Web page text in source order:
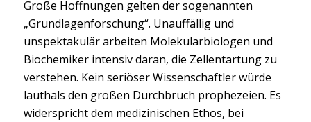
Große Hoffnungen gelten der sogenannten
„Grundlagenforschung“. Unauffällig und
unspektakulär arbeiten Molekularbiologen und
Biochemiker intensiv daran, die Zellentartung zu
verstehen. Kein seriöser Wissenschaftler würde
lauthals den großen Durchbruch prophezeien. Es
widerspricht dem medizinischen Ethos, bei